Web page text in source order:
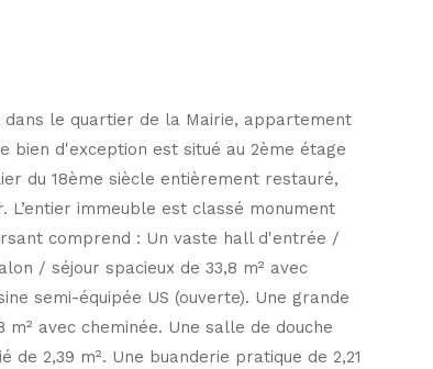
le quartier de la Mairie, appartement
bien d'exception est situé au 2ème étage
du 18ème siècle entièrement restauré,
L’entier immeuble est classé monument
comprend : Un vaste hall d'entrée /
/ séjour spacieux de 33,8 m² avec
semi-équipée US (ouverte). Une grande
avec cheminée. Une salle de douche
de 2,39 m². Une buanderie pratique de 2,21